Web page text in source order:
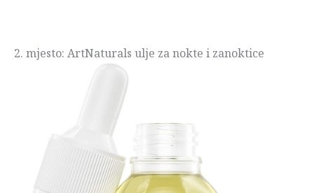
2. mjesto: ArtNaturals ulje za nokte i zanoktice